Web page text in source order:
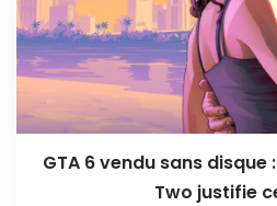
GTA 6 vendu sans
Two justifie